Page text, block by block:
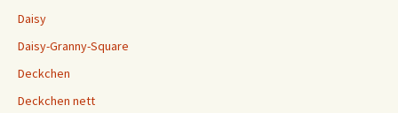
Daisy
Daisy-Granny-Square
Deckchen
Deckchen nett